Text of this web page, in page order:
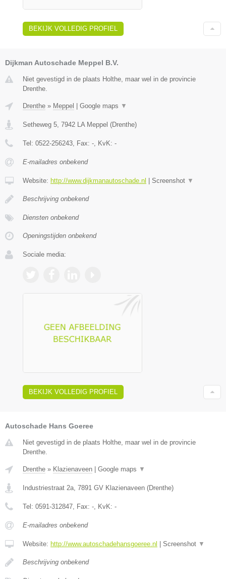
BEKIJK VOLLEDIG PROFIEL
Dijkman Autoschade Meppel B.V.
Niet gevestigd in de plaats Holthe, maar wel in de provincie
Drenthe.
Drenthe » Meppel | Google maps ▼
Setheweg 5 7942 LA Meppel (Drenthe)
Tel: 0522-256243 , Fax: - , KvK: -
E-mailadres onbekend
Website: http://www.dijkmanautoschade.nl | Screenshot ▼
Beschrijving onbekend
Diensten onbekend
Openingstijden onbekend
Sociale media:
BEKIJK VOLLEDIG PROFIEL
Autoschade Hans Goeree
Niet gevestigd in de plaats Holthe, maar wel in de provincie
Drenthe.
Drenthe » Klazienaveen Google maps ▼
Industriestraat 2a, 7891 GV Klazienaveen (Drenthe)
Tel: 0591-312847, Fax: -, KvK: -
E-mailadres onbekend
Website: http://www.autoschadehansgoeree.nl Screenshot ▼
Beschrijving onbekend